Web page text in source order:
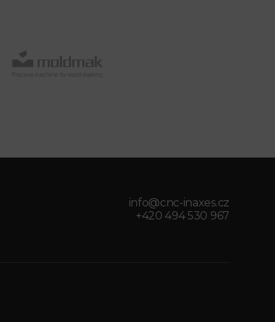
info@cnc-inaxes.cz
+420 494 530 967